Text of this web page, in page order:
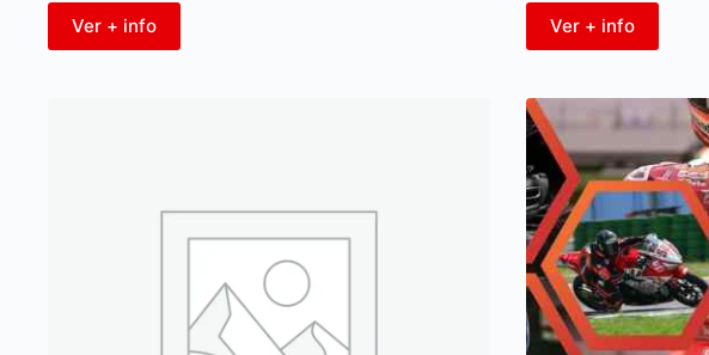
Ver + info Ver + info